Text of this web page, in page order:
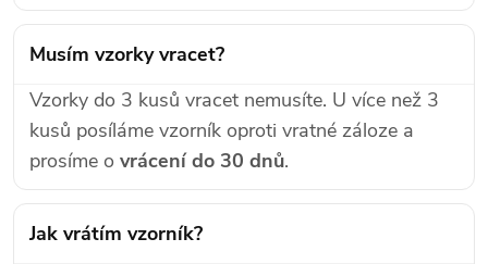
Musím vzorky vracet?
Vzorky do 3 kusů vracet nemusíte. U více než 3
kusů posíláme vzorník oproti vratné záloze a
prosíme o vrácení do 30 dnů.
Jak vrátím vzorník?